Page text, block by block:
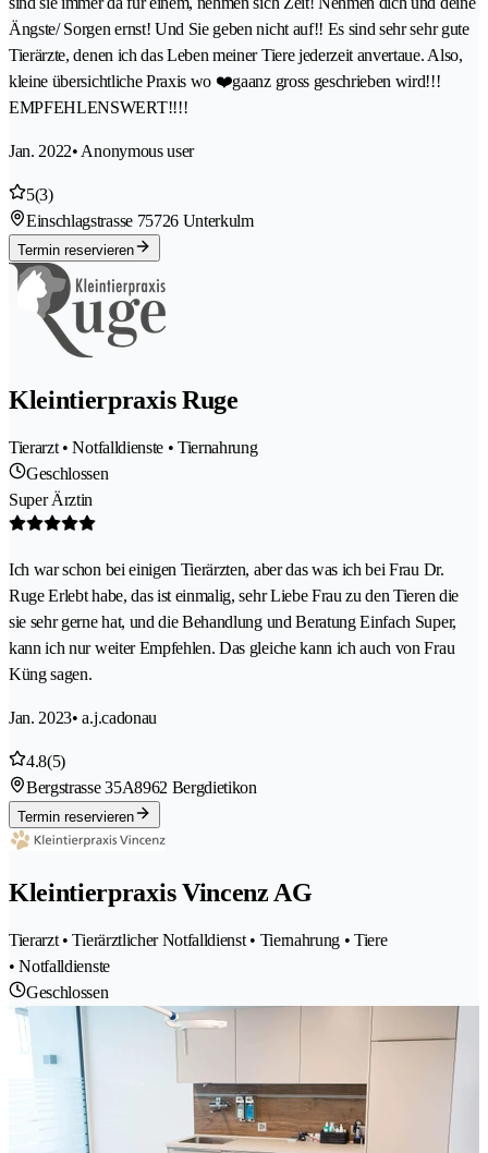
Ängste/ Sorgen ernst! Und Sie geben nicht auf!! Es sind sehr sehr gute
Tierärzte, denen ich das Leben meiner Tiere jederzeit anvertaue. Also,
kleine übersichtliche Praxis wo ❤️gaanz gross geschrieben wird!!!
EMPFEHLENSWERT!!!!
Jan. 2022• Anonymous user
5(3)
Einschlagstrasse 75726 Unterkulm
Termin reservieren
Kleintierpraxis Ruge
Tierarzt • Notfalldienste • Tiernahrung
Geschlossen
Super Ärztin
Ich war schon bei einigen Tierärzten, aber das was ich bei Frau Dr.
Ruge Erlebt habe, das ist einmalig, sehr Liebe Frau zu den Tieren die
sie sehr gerne hat, und die Behandlung und Beratung Einfach Super,
kann ich nur weiter Empfehlen. Das gleiche kann ich auch von Frau
Küng sagen.
Jan. 2023• a.j.cadonau
4.8(5)
Bergstrasse 35A8962 Bergdietikon
Termin reservieren
Kleintierpraxis Vincenz AG
Tierarzt • Tierärztlicher Notfalldienst • Tiernahrung • Tiere
• Notfalldienste
Geschlossen